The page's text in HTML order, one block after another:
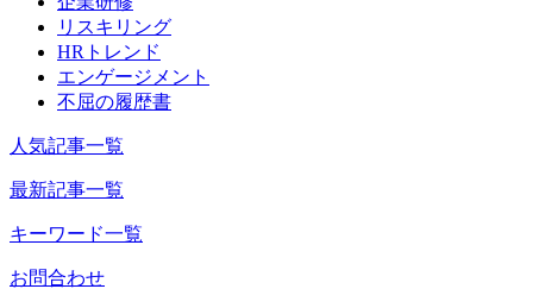
リスキリング
HRトレンド
エンゲージメント
不屈の履歴書
人気記事一覧
最新記事一覧
キーワード一覧
お問合わせ